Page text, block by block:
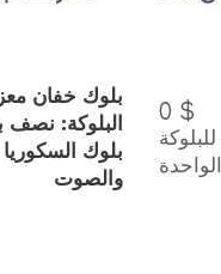
0 $
للبلوكة
الواحدة
بلوك خفان
بلوك السكوريا
والصوت